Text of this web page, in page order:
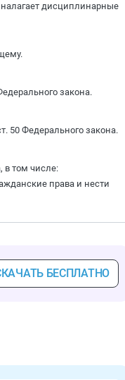
дисциплинарные
закона.
50 Федерального закона.
в том числе:
права и нести
БЕСПЛАТНО